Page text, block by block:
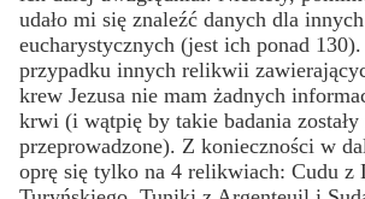
udało mi się znaleźć danych dla
eucharystycznych (jest ich ponad
przypadku innych relikwii
krew Jezusa nie mam żadnych
krwi (i wątpię by takie badania
przeprowadzone). Z konieczności w
oprę się tylko na 4 relikwiach: Cudu z